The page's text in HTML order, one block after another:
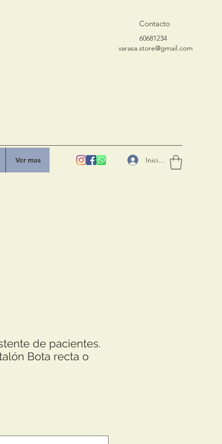
Contacto
varasa.store@gmail.com
60681234
Iniciar sesión
Ver mas
de pacientes.
Bota recta o